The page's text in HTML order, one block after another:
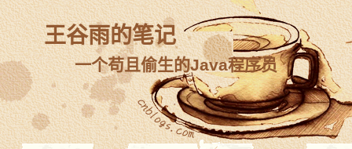
王谷雨的笔记
一个苟且偷生的Java程序员